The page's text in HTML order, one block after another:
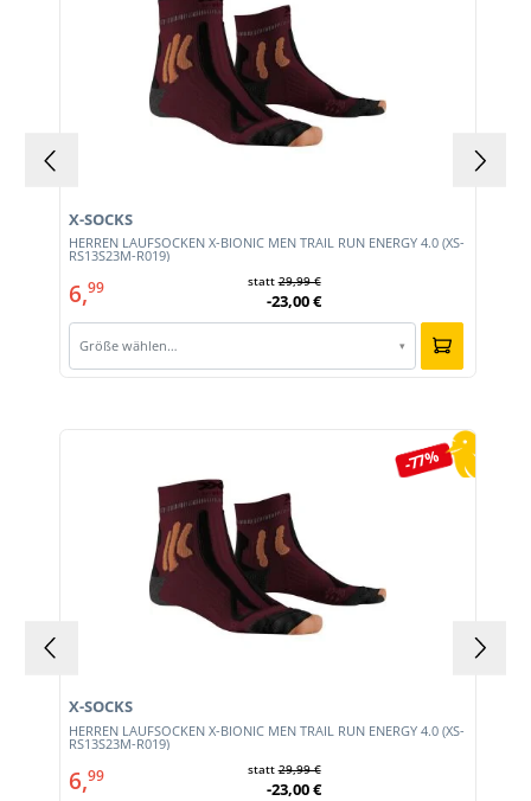
HERREN LAUFSOCKEN X-BIONIC MEN TRAIL RUN ENERGY 4.0 (XS-
RS13S23M-R019)
X-SOCKS
6,99 statt29,99 €
-23,00 €
Größe wählen… ▾
-77%
HERREN LAUFSOCKEN X-BIONIC MEN TRAIL RUN ENERGY 4.0 (XS-
RS13S23M-R019)
X-SOCKS
6,99 statt29,99 €
-23,00 €